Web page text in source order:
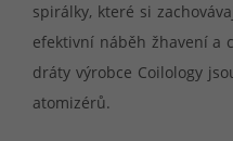
spirálky, které si
efektivní náběh žhavení a
dráty výrobce Coilology
atomizérů.